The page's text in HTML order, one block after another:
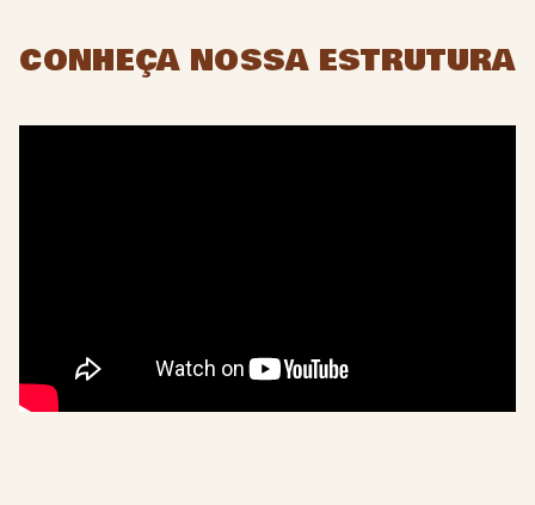
CONHEÇA NOSSA ESTRUTURA